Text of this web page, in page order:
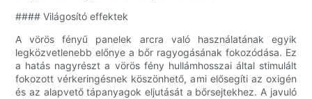
#### Világosító effektek
A vörös fényű panelek arcra való használatának egyik
legközvetlenebb előnye a bőr ragyogásának fokozódása. Ez
a hatás nagyrészt a vörös fény hullámhosszai által stimulált
fokozott vérkeringésnek köszönhető, ami elősegíti az oxigén
és az alapvető tápanyagok eljutását a bőrsejtekhez. A javuló